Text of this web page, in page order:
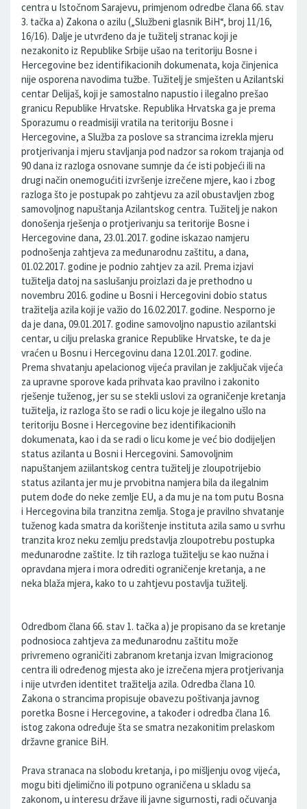
centra u Istočnom Sarajevu, primjenom odredbe člana 66. stav
3. tačka a) Zakona o azilu („Službeni glasnik BiH“, broj 11/16,
16/16). Dalje je utvrđeno da je tužitelj stranac koji je
nezakonito iz Republike Srbije ušao na teritoriju Bosne i
Hercegovine bez identifikacionih dokumenata, koja činjenica
nije osporena navodima tužbe. Tužitelj je smješten u Azilantski
centar Delijaš, koji je samostalno napustio i ilegalno prešao
granicu Republike Hrvatske. Republika Hrvatska ga je prema
Sporazumu o readmisiji vratila na teritoriju Bosne i
Hercegovine, a Služba za poslove sa strancima izrekla mjeru
protjerivanja i mjeru stavljanja pod nadzor sa rokom trajanja od
90 dana iz razloga osnovane sumnje da će isti pobjeći ili na
drugi način onemogućiti izvršenje izrečene mjere, kao i zbog
razloga što je postupak po zahtjevu za azil obustavljen zbog
samovoljnog napuštanja Azilantskog centra. Tužitelj je nakon
donošenja rješenja o protjerivanju sa teritorije Bosne i
Hercegovine dana, 23.01.2017. godine iskazao namjeru
podnošenja zahtjeva za međunarodnu zaštitu, a dana,
01.02.2017. godine je podnio zahtjev za azil. Prema izjavi
tužitelja datoj na saslušanju proizlazi da je prethodno u
novembru 2016. godine u Bosni i Hercegovini dobio status
tražitelja azila koji je važio do 16.02.2017. godine. Nesporno je
da je dana, 09.01.2017. godine samovoljno napustio azilantski
centar, u cilju prelaska granice Republike Hrvatske, te da je
vraćen u Bosnu i Hercegovinu dana 12.01.2017. godine.
Prema shvatanju apelacionog vijeća pravilan je zaključak vijeća
za upravne sporove kada prihvata kao pravilno i zakonito
rješenje tuženog, jer su se stekli uslovi za ograničenje kretanja
tužitelja, iz razloga što se radi o licu koje je ilegalno ušlo na
teritoriju Bosne i Hercegovine bez identifikacionih
dokumenata, kao i da se radi o licu kome je već bio dodijeljen
status azilanta u Bosni i Hercegovini. Samovoljnim
napuštanjem aziilantskog centra tužitelj je zloupotrijebio
status azilanta jer mu je prvobitna namjera bila da ilegalnim
putem dođe do neke zemlje EU, a da mu je na tom putu Bosna
i Hercegovina bila tranzitna zemlja. Stoga je pravilno shvatanje
tuženog kada smatra da korištenje instituta azila samo u svrhu
tranzita kroz neku zemlju predstavlja zloupotrebu postupka
međunarodne zaštite. Iz tih razloga tužitelju se kao nužna i
opravdana mjera i mora odrediti ograničenje kretanja, a ne
neka blaža mjera, kako to u zahtjevu postavlja tužitelj.
Odredbom člana 66. stav 1. tačka a) je propisano da se kretanje
podnosioca zahtjeva za međunarodnu zaštitu može
privremeno ograničiti zabranom kretanja izvan Imigracionog
centra ili određenog mjesta ako je izrečena mjera protjerivanja
i nije utvrđen identitet tražitelja azila. Odredba člana 10.
Zakona o strancima propisuje obavezu poštivanja javnog
poretka Bosne i Hercegovine, a također i odredba člana 16.
istog zakona određuje šta se smatra nezakonitim prelaskom
državne granice BiH.
Prava stranaca na slobodu kretanja, i po mišljenju ovog vijeća,
mogu biti djelimično ili potpuno ograničena u skladu sa
zakonom, u interesu države ili javne sigurnosti, radi očuvanja